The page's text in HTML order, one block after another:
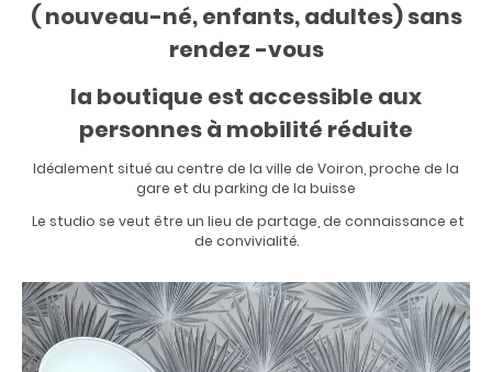
( nouveau-né, enfants, adultes) sans
rendez -vous
la boutique est accessible aux
personnes à mobilité réduite
Idéalement situé au centre de la ville de Voiron, proche de la
gare et du parking de la buisse
Le studio se veut être un lieu de partage, de connaissance et
de convivialité.